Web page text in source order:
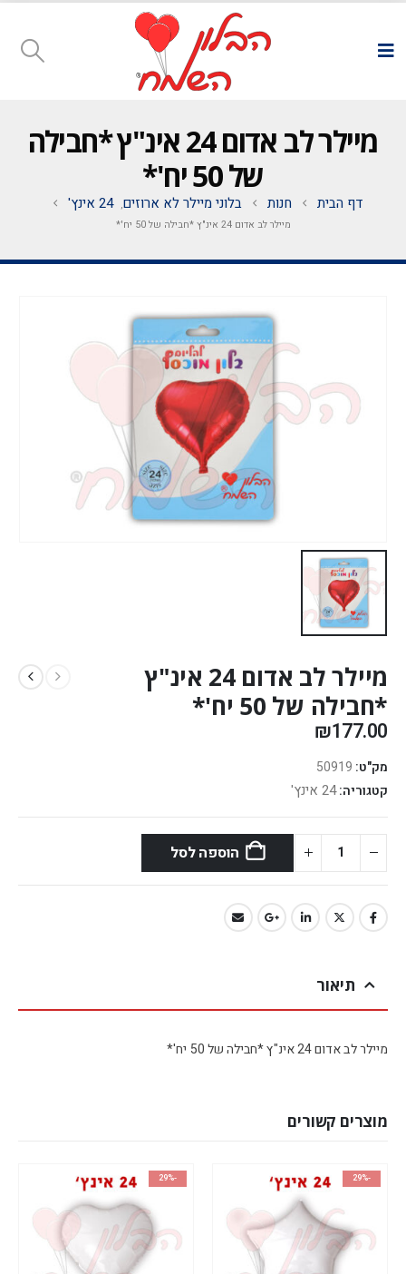
מיילר לב אדום 24 אינ"ץ *חבילה
של 50 יח'*
דף הבית חנות בלוני מיילר לא ארוזים, 24 אינץ'
מיילר לב אדום 24 אינ"ץ *חבילה של 50 יח'*
מיילר לב אדום 24 אינ"ץ
*חבילה של 50 יח'*
₪177.00
מק"ט: 50919
קטגוריה:24 אינץ'
הוספה לסל
תיאור
מיילר לב אדום 24 אינ"ץ *חבילה של 50 יח'*
מוצרים קשורים
-29%
-29%